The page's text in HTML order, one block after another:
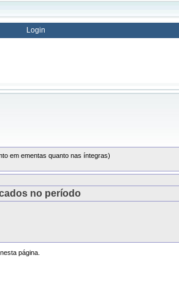
Login
em ementas quanto nas íntegras)
no período
página.